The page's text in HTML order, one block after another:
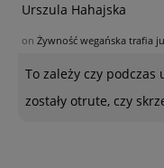
Urszula Hahajska
on Żywność wegańska trafia
To zależy czy podczas
zostały otrute, czy